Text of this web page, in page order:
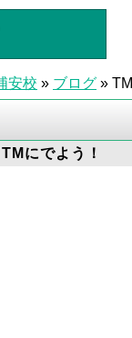
安校 » ブログ »
にでよう！